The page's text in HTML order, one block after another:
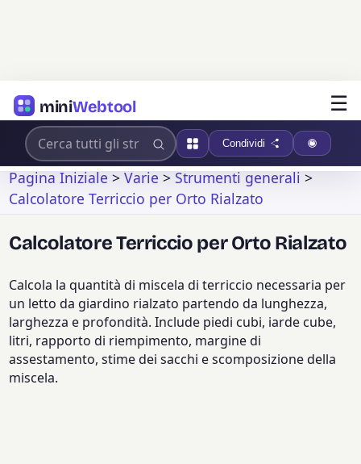
miniWebtool ☰
Condividi
Pagina Iniziale>Varie>Strumenti generali>
Calcolatore Terriccio per Orto Rialzato
Calcolatore Terriccio per Orto Rialzato
Calcola la quantità di miscela di terriccio necessaria per
un letto da giardino rialzato partendo da lunghezza,
larghezza e profondità. Include piedi cubi, iarde cube,
litri, rapporto di riempimento, margine di
assestamento, stime dei sacchi e scomposizione della
miscela.